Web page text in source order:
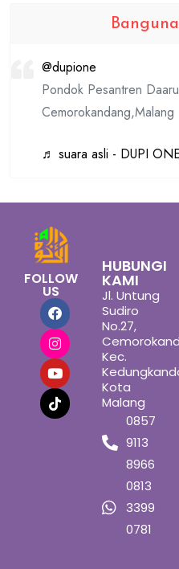
@dupione
Pondok Pesantren
Cemorokandang,Malang
♬ suara asli - DUPI
FOLLOW
US
HUBUNGI
KAMI
Jl. Untung
Sudiro
No.27,
Kec.
Kota
Malang
0857
9113
8966
0813
3399
0781